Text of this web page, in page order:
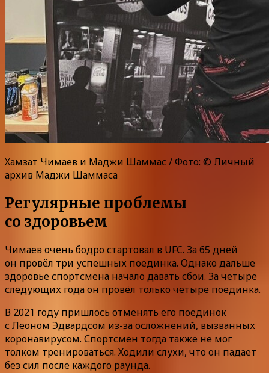
Хамзат Чимаев и Маджи Шаммас / Фото: © Личный
архив Маджи Шаммаса
Регулярные проблемы
со здоровьем
Чимаев очень бодро стартовал в UFC. За 65 дней
он провёл три успешных поединка. Однако дальше
здоровье спортсмена начало давать сбои. За четыре
следующих года он провёл только четыре поединка.
В 2021 году пришлось отменять его поединок
с Леоном Эдвардсом из-за осложнений, вызванных
коронавирусом. Спортсмен тогда также не мог
толком тренироваться. Ходили слухи, что он падает
без сил после каждого раунда.